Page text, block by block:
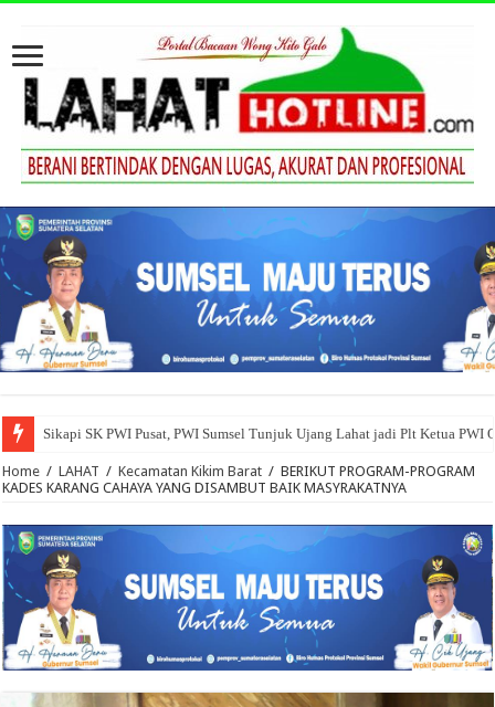
Sikapi SK PWI Pusat, PWI Sumsel Tunjuk Ujang Lahat jadi Plt Ketua PWI
Home / LAHAT / Kecamatan Kikim Barat / BERIKUT PROGRAM-PROGRAM
KADES KARANG CAHAYA YANG DISAMBUT BAIK MASYRAKATNYA